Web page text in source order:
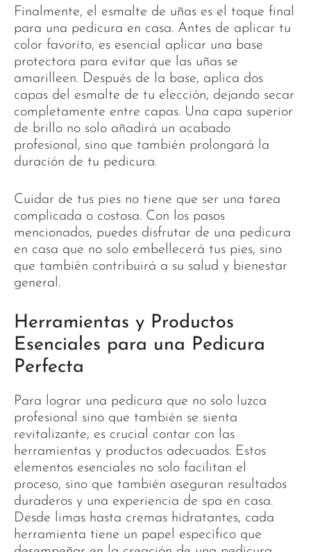
Finalmente, el esmalte de uñas es el toque final
para una pedicura en casa. Antes de aplicar tu
color favorito, es esencial aplicar una base
protectora para evitar que las uñas se
amarilleen. Después de la base, aplica dos
capas del esmalte de tu elección, dejando secar
completamente entre capas. Una capa superior
de brillo no solo añadirá un acabado
profesional, sino que también prolongará la
duración de tu pedicura.
Cuidar de tus pies no tiene que ser una tarea
complicada o costosa. Con los pasos
mencionados, puedes disfrutar de una pedicura
en casa que no solo embellecerá tus pies, sino
que también contribuirá a su salud y bienestar
general.
Herramientas y Productos
Esenciales para una Pedicura
Perfecta
Para lograr una pedicura que no solo luzca
profesional sino que también se sienta
revitalizante, es crucial contar con las
herramientas y productos adecuados. Estos
elementos esenciales no solo facilitan el
proceso, sino que también aseguran resultados
duraderos y una experiencia de spa en casa.
Desde limas hasta cremas hidratantes, cada
herramienta tiene un papel específico que